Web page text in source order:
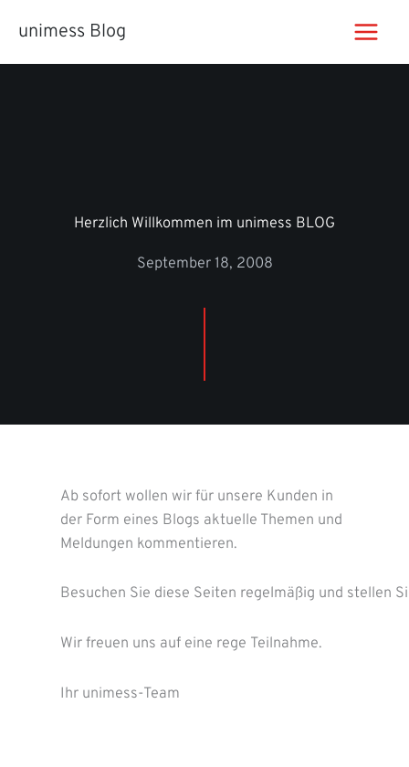
Inhaltunimess Blog
Herzlich Willkommen im unimess BLOG
September 18, 2008
Ab sofort wollen wir für unsere Kunden in
der Form eines Blogs aktuelle Themen und
Meldungen kommentieren.
Besuchen Sie diese Seiten regelmäßig und stellen
Wir freuen uns auf eine rege Teilnahme.
Ihr unimess-Team